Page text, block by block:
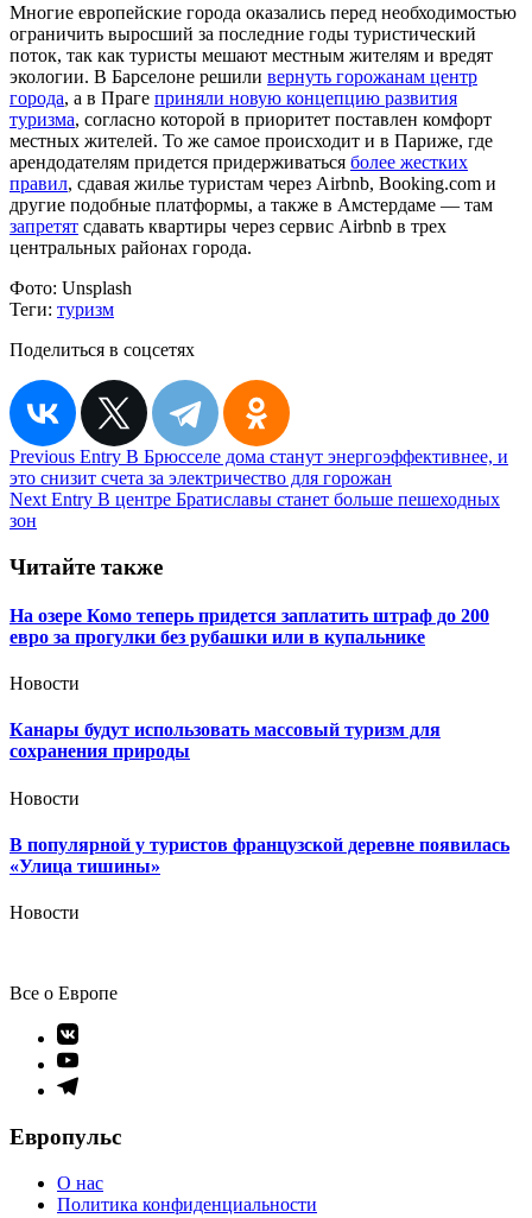
Многие европейские города оказались перед необходимостью
ограничить выросший за последние годы туристический
поток, так как туристы мешают местным жителям и вредят
экологии. В Барселоне решили вернуть горожанам центр
города, а в Праге приняли новую концепцию развития
туризма, согласно которой в приоритет поставлен комфорт
местных жителей. То же самое происходит и в Париже, где
арендодателям придется придерживаться более жестких
правил, сдавая жилье туристам через Airbnb, Booking.com и
другие подобные платформы, а также в Амстердаме — там
запретят сдавать квартиры через сервис Airbnb в трех
центральных районах города.
Фото: Unsplash
Теги: туризм
Поделиться в соцсетях
Навигация
по
записям
Previous Entry В Брюсселе дома станут энергоэффективнее, и
это снизит счета за электричество для горожан
Next Entry В центре Братиславы станет больше пешеходных
зон
Читайте также
На озере Комо теперь придется заплатить штраф до 200
евро за прогулки без рубашки или в купальнике
Новости
Канары будут использовать массовый туризм для
сохранения природы
Новости
В популярной у туристов французской деревне появилась
«Улица тишины»
Новости
Все о Европе
Элемент
меню
Элемент
меню
Элемент
Европульс
О нас
Политика конфиденциальности